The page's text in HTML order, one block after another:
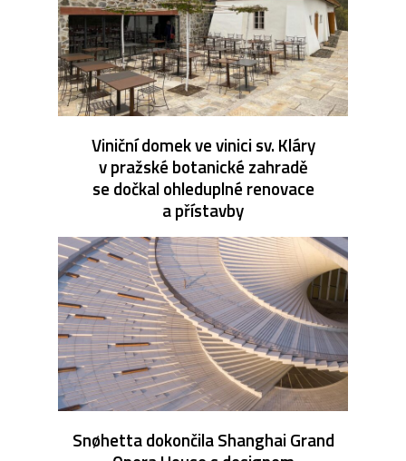
Viniční domek ve vinici sv. Kláry
v pražské botanické zahradě
se dočkal ohleduplné renovace
a přístavby
Snøhetta dokončila Shanghai Grand